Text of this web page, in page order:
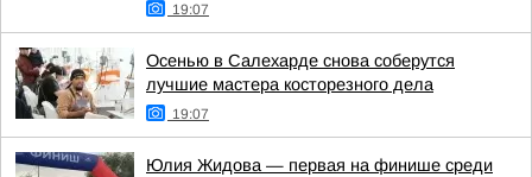
19:07
Осенью в Салехарде снова соберутся
лучшие мастера косторезного дела
19:07
Юлия Жидова — первая на финише среди